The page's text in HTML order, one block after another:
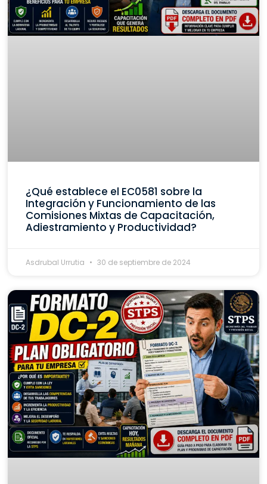
¿Qué establece el EC0581 sobre la
Integración y Funcionamiento de las
Comisiones Mixtas de Capacitación,
Adiestramiento y Productividad?
Asdrubal Urrutia 30 de septiembre de 2024